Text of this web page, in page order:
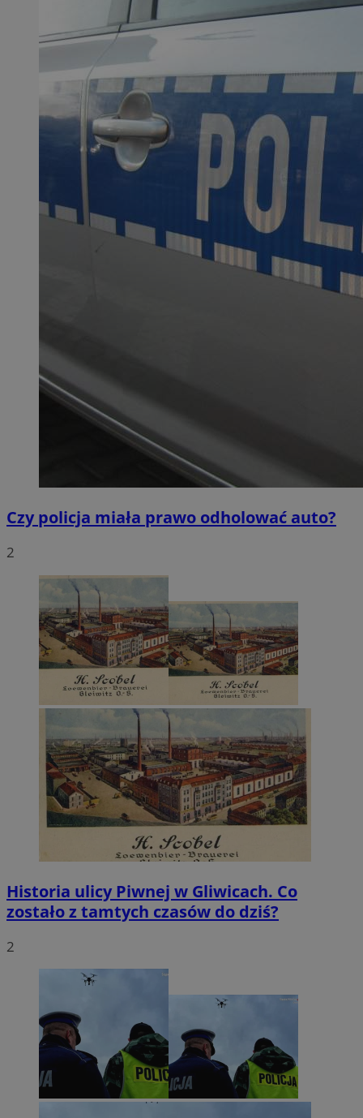
Czy policja miała prawo odholować auto?
2
Historia ulicy Piwnej w Gliwicach. Co
zostało z tamtych czasów do dziś?
2